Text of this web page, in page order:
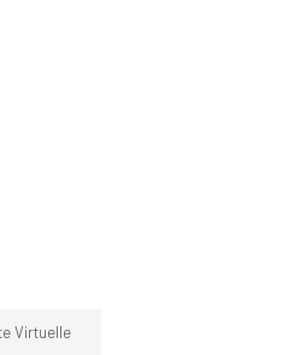
Virtuelle